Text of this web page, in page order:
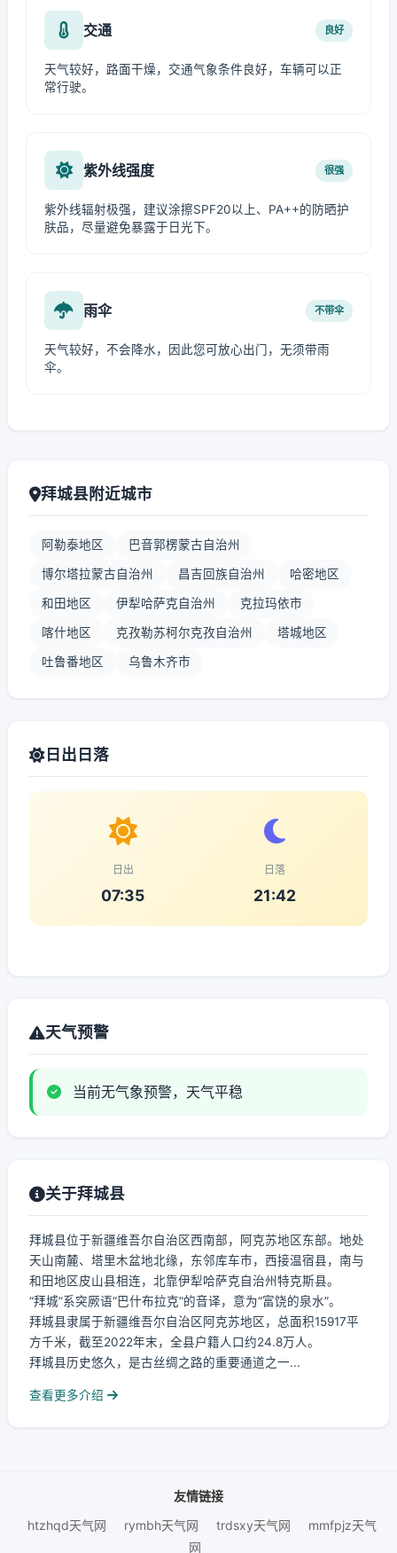
交通 良好
天气较好，路面干燥，交通气象条件良好，车辆可以正
常行驶。
紫外线强度 很强
紫外线辐射极强，建议涂擦SPF20以上、PA++的防晒护
肤品，尽量避免暴露于日光下。
雨伞 不带伞
天气较好，不会降水，因此您可放心出门，无须带雨
伞。
拜城县附近城市
阿勒泰地区 巴音郭楞蒙古自治州
博尔塔拉蒙古自治州 昌吉回族自治州 哈密地区
和田地区 伊犁哈萨克自治州 克拉玛依市
喀什地区 克孜勒苏柯尔克孜自治州 塔城地区
吐鲁番地区 乌鲁木齐市
日出日落
日出
07:35
日落
21:42
天气预警
当前无气象预警，天气平稳
关于拜城县
拜城县位于新疆维吾尔自治区西南部，阿克苏地区东部。地处
天山南麓、塔里木盆地北缘，东邻库车市，西接温宿县，南与
和田地区皮山县相连，北靠伊犁哈萨克自治州特克斯县。
“拜城”系突厥语“巴什布拉克”的音译，意为“富饶的泉水”。
拜城县隶属于新疆维吾尔自治区阿克苏地区，总面积15917平
方千米，截至2022年末，全县户籍人口约24.8万人。
拜城县历史悠久，是古丝绸之路的重要通道之一...
查看更多介绍
友情链接
htzhqd天气网
rymbh天气网 trdsxy天气网
mmfpjz天气
网